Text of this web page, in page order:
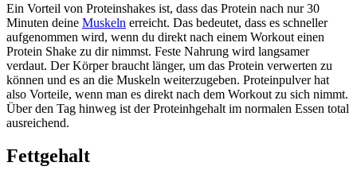
Ein Vorteil von Proteinshakes ist, dass das Protein nach nur 30
Minuten deine Muskeln erreicht. Das bedeutet, dass es schneller
aufgenommen wird, wenn du direkt nach einem Workout einen
Protein Shake zu dir nimmst. Feste Nahrung wird langsamer
verdaut. Der Körper braucht länger, um das Protein verwerten zu
können und es an die Muskeln weiterzugeben. Proteinpulver hat
also Vorteile, wenn man es direkt nach dem Workout zu sich nimmt.
Über den Tag hinweg ist der Proteinhgehalt im normalen Essen total
ausreichend.
Fettgehalt